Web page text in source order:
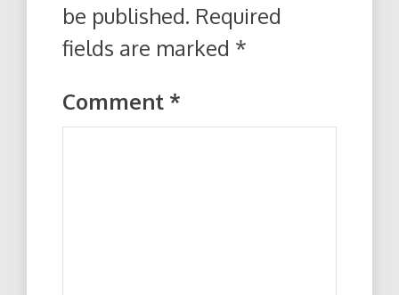
be published. Required
fields are marked *
Comment *